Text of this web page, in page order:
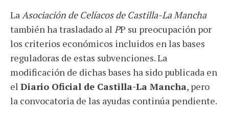
La Asociación de Celíacos de Castilla-La Mancha
también ha trasladado al PP su preocupación por
los criterios económicos incluidos en las bases
reguladoras de estas subvenciones. La
modificación de dichas bases ha sido publicada en
el Diario Oficial de Castilla-La Mancha, pero
la convocatoria de las ayudas continúa pendiente.